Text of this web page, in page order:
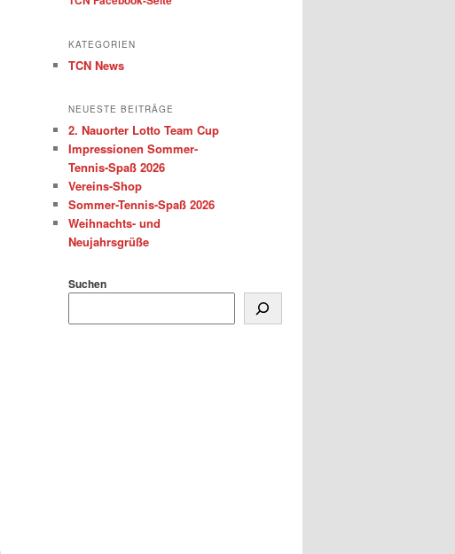
KATEGORIEN
TCN News
NEUESTE BEITRÄGE
2. Nauorter Lotto Team Cup
Impressionen Sommer-
Tennis-Spaß 2026
Vereins-Shop
Sommer-Tennis-Spaß 2026
Weihnachts- und
Neujahrsgrüße
Suchen